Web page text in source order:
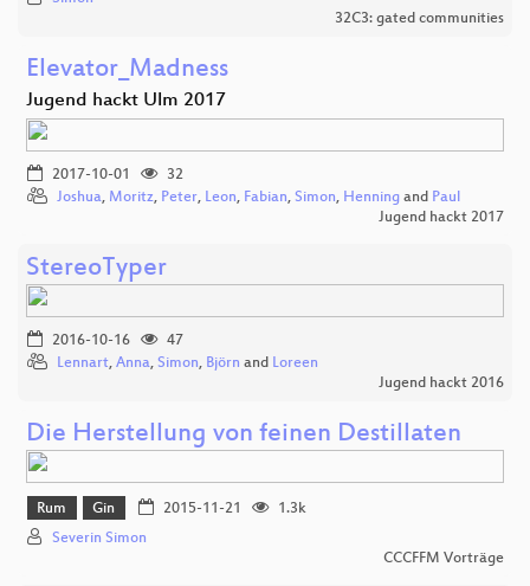
32C3: gated communities
Elevator_Madness
Jugend hackt Ulm 2017
2017-10-01
32
Joshua, Moritz, Peter, Leon, Fabian, Simon, Henning and Paul
Jugend hackt 2017
StereoTyper
2016-10-16
47
Lennart, Anna, Simon, Björn and Loreen
Jugend hackt 2016
Die Herstellung von feinen Destillaten
Rum Gin 2015-11-21
1.3k
Severin Simon
CCCFFM Vorträge